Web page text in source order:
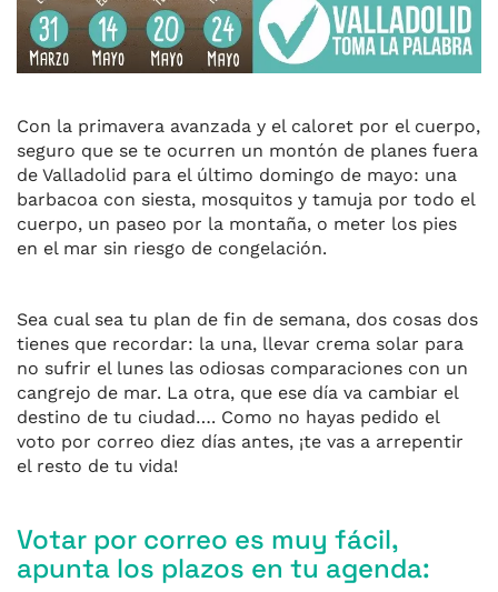
Con la primavera avanzada y el caloret por el cuerpo,
seguro que se te ocurren un montón de planes fuera
de Valladolid para el último domingo de mayo: una
barbacoa con siesta, mosquitos y tamuja por todo el
cuerpo, un paseo por la montaña, o meter los pies
en el mar sin riesgo de congelación.
Sea cual sea tu plan de fin de semana, dos cosas dos
tienes que recordar: la una, llevar crema solar para
no sufrir el lunes las odiosas comparaciones con un
cangrejo de mar. La otra, que ese día va cambiar el
destino de tu ciudad…. Como no hayas pedido el
voto por correo diez días antes, ¡te vas a arrepentir
el resto de tu vida!
Votar por correo es muy fácil,
apunta los plazos en tu agenda: